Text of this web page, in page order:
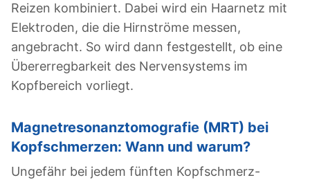
Reizen kombiniert. Dabei wird ein Haarnetz mit
Elektroden, die die Hirnströme messen,
angebracht. So wird dann festgestellt, ob eine
Übererregbarkeit des Nervensystems im
Kopfbereich vorliegt.
Magnetresonanztomografie (MRT) bei
Kopfschmerzen: Wann und warum?
Ungefähr bei jedem fünften Kopfschmerz-